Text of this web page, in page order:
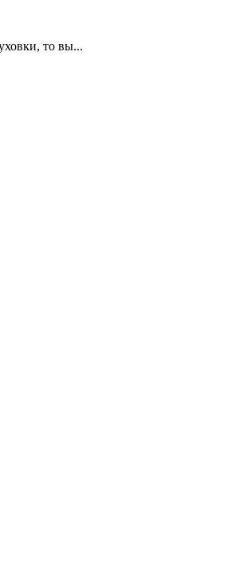
то вы...